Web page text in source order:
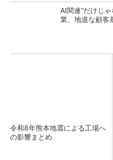
AI関連“だけじ
業、地道な顧客
令和8年熊本地震による工場へ
の影響まとめ